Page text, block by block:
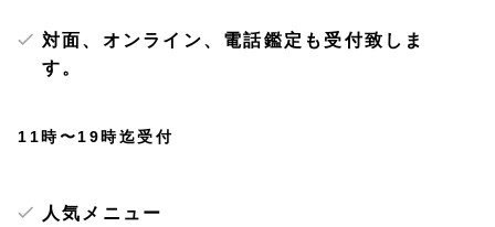
対面、オンライン、電話鑑定も受付致しま
す。
11時〜19時迄受付
人気メニュー